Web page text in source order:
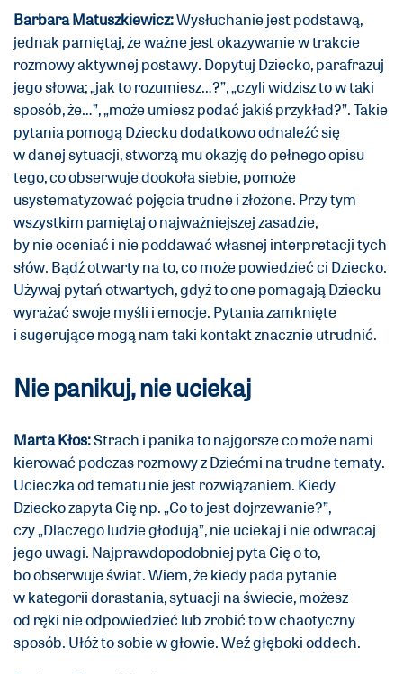
Barbara Matuszkiewicz:Wysłuchanie jest podstawą,
jednak pamiętaj, że ważne jest okazywanie w trakcie
rozmowy aktywnej postawy. Dopytuj Dziecko, parafrazuj
jego słowa; „jak to rozumiesz…?”, „czyli widzisz to w taki
sposób, że…”, „może umiesz podać jakiś przykład?”. Takie
pytania pomogą Dziecku dodatkowo odnaleźć się
w danej sytuacji, stworzą mu okazję do pełnego opisu
tego, co obserwuje dookoła siebie, pomoże
usystematyzować pojęcia trudne i złożone. Przy tym
wszystkim pamiętaj o najważniejszej zasadzie,
by nie oceniać i nie poddawać własnej interpretacji tych
słów. Bądź otwarty na to, co może powiedzieć ci Dziecko.
Używaj pytań otwartych, gdyż to one pomagają Dziecku
wyrażać swoje myśli i emocje. Pytania zamknięte
i sugerujące mogą nam taki kontakt znacznie utrudnić.
Nie panikuj, nie uciekaj
Marta Kłos:Strach i panika to najgorsze co może nami
kierować podczas rozmowy z Dziećmi na trudne tematy.
Ucieczka od tematu nie jest rozwiązaniem. Kiedy
Dziecko zapyta Cię np. „Co to jest dojrzewanie?”,
czy „Dlaczego ludzie głodują”, nie uciekaj i nie odwracaj
jego uwagi. Najprawdopodobniej pyta Cię o to,
bo obserwuje świat. Wiem, że kiedy pada pytanie
w kategorii dorastania, sytuacji na świecie, możesz
od ręki nie odpowiedzieć lub zrobić to w chaotyczny
sposób. Ułóż to sobie w głowie. Weź głęboki oddech.